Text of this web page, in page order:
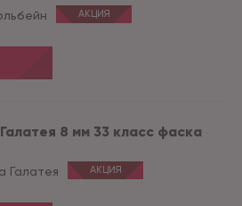
АКЦИЯ
8 мм 33 класс фаска
Галатея АКЦИЯ